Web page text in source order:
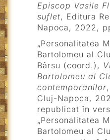
Episcop Vasile
suflet, Editura
Napoca, 2022,
„Personalitatea
Bartolomeu al
Bârsu (coord.),
Bartolomeu al
contemporanilor
Cluj-Napoca,
republicat în
„Personalitatea
Bartolomeu al